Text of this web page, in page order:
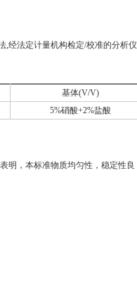
,经法定计量机构检定/校准的分析仪
基体(V/V)
5%硝酸+2%盐酸
明，本标准物质均匀性，稳定性良